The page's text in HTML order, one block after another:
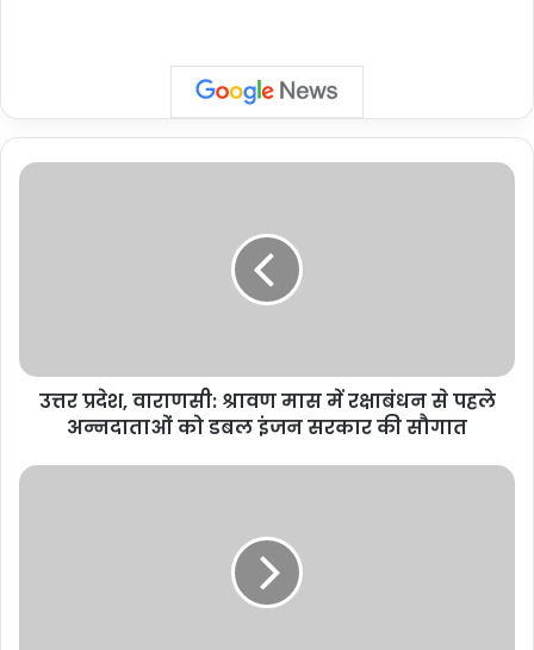
उत्तर
पहले
अन्नदाताओं
इंजन
उत्तर प्रदेश, वाराणसी: श्रावण मास में रक्षाबंधन से पहले
अन्नदाताओं को डबल इंजन सरकार की सौगात
नई